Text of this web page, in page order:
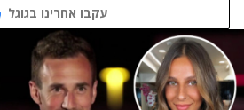
עקבו אחרינו בגוגל